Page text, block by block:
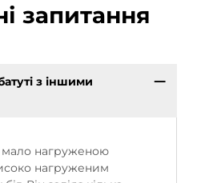
запитання
з іншими
мало нагруженою
нагруженим